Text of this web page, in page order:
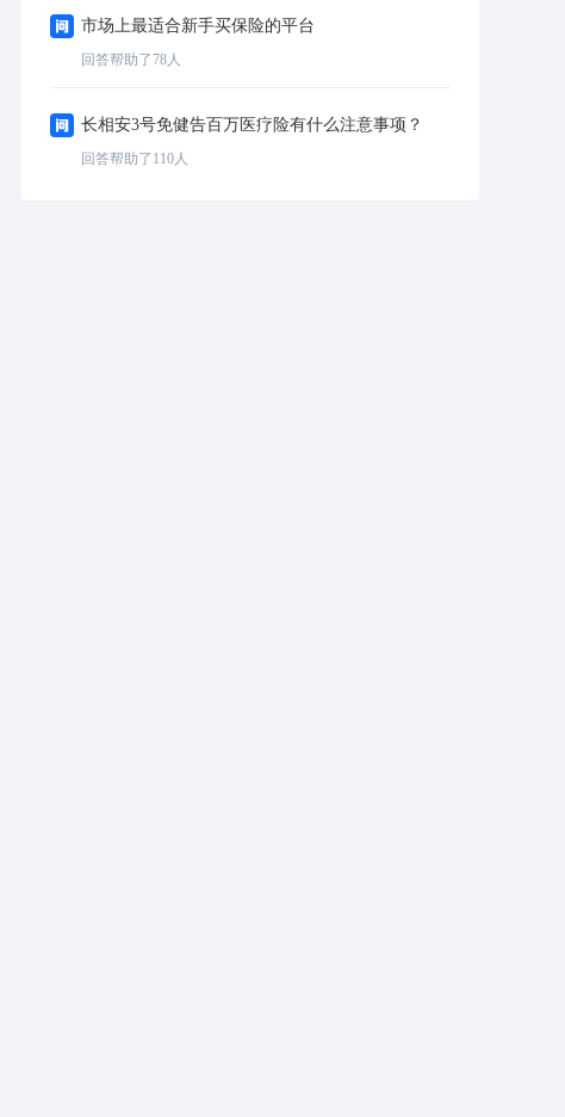
市场上最适合新手买保险的平台
回答帮助了 78人
长相安3号免健告百万医疗险有什么注意事项？
回答帮助了 110人